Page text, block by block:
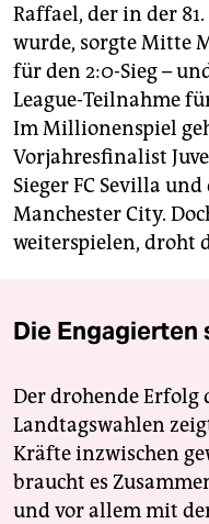
Raffael, der in der
wurde, sorgte Mitte
für den 2:0-Sieg –
League-Teilnahme
Im Millionenspiel
Vorjahresfinalist
Sieger FC Sevilla
Manchester City.
weiterspielen, droht
Die Engagierten
Der drohende Erfolg
Landtagswahlen
Kräfte inzwischen
braucht es
und vor allem mit